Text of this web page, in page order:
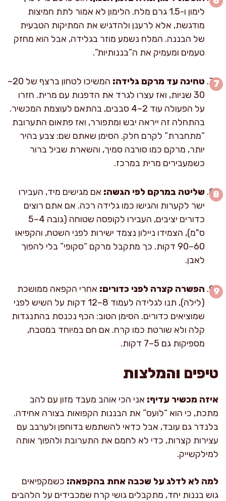
לימון ו-1.5 גרם מלח. הלימון לא אמור לתת חמיצות
מודגשת, אלא לרענן ולהדגיש את המתיקות הטבעית
של הבננה. המלח נשמע מוזר בגלידה, אבל הוא מחזק
טעמים ומעמיק את ה”בננותיות”.
טחינה עד מרקם גלידה:
המשיכו לטחון ברצף של 20–
30 שניות, ואז עצרו לגרד את הדפנות עם מרית. חזרו
על הפעולה עוד 2–4 סבבים, בהתאם לעוצמת המכשיר.
בהתחלה זה ייראה יבש ומתפורר, ואז פתאום התערובת
“מתחברת” לקרם חלק. הסימן שאתם שם: צבע בהיר
יותר, מרקם כמו סורבה סמיך, והשארת שביל ברור
כשמעבירים מרית במרכז.
שליטה במרקם לפי הגשה: אם מגישים מיד, העבירו
ישר לקערות והגישו כמו גלידה רכה. אם אתם רוצים
כדורים יציבים, העבירו לקופסה שטוחה (גובה 4–5
ס"מ), הצמידו ניילון נצמד ישירות לפני השטח, והקפיאו
60–90 דקות. כך מתקבל מרקם “סקופי” בלי להפוך
לאבן.
הפשרה קצרה לפני כדורים: אחרי הקפאה ממושכת
(לילה), תנו לגלידה לעמוד 8–12 דקות על השיש לפני
שמוציאים כדורים. הסימן הטוב: הכף נכנסת בהתנגדות
קלה ולא שורטת כמו קרח. אם חם במיוחד במטבח,
מספיקות גם 5–7 דקות.
טיפים והמלצות
איזה מכשיר עדיף: אני הכי אוהב מעבד מזון עם להב
מתכת, כי הוא “לועס” את הבננות הקפואות בצורה אחידה.
בלנדר גם עובד, אבל כדאי להשתמש בדוחפן ולערבב עם
עצירות קצרות, כדי לא לחמם את התערובת ולהפוך אותה
למילקשייק.
למה לא לדלג על שכבה אחת בהקפאה: כשמקפיאים
גוש בננות יחד, מתקבלים גושי קרח שמכבידים על הלהבים